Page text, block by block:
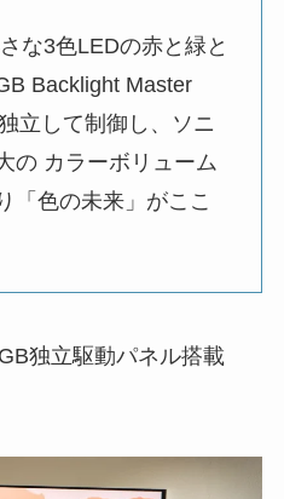
な3色LEDの赤と緑と
Backlight Master
立して制御し、ソニ
の カラーボリューム
「色の未来」がここ
独立駆動パネル搭載